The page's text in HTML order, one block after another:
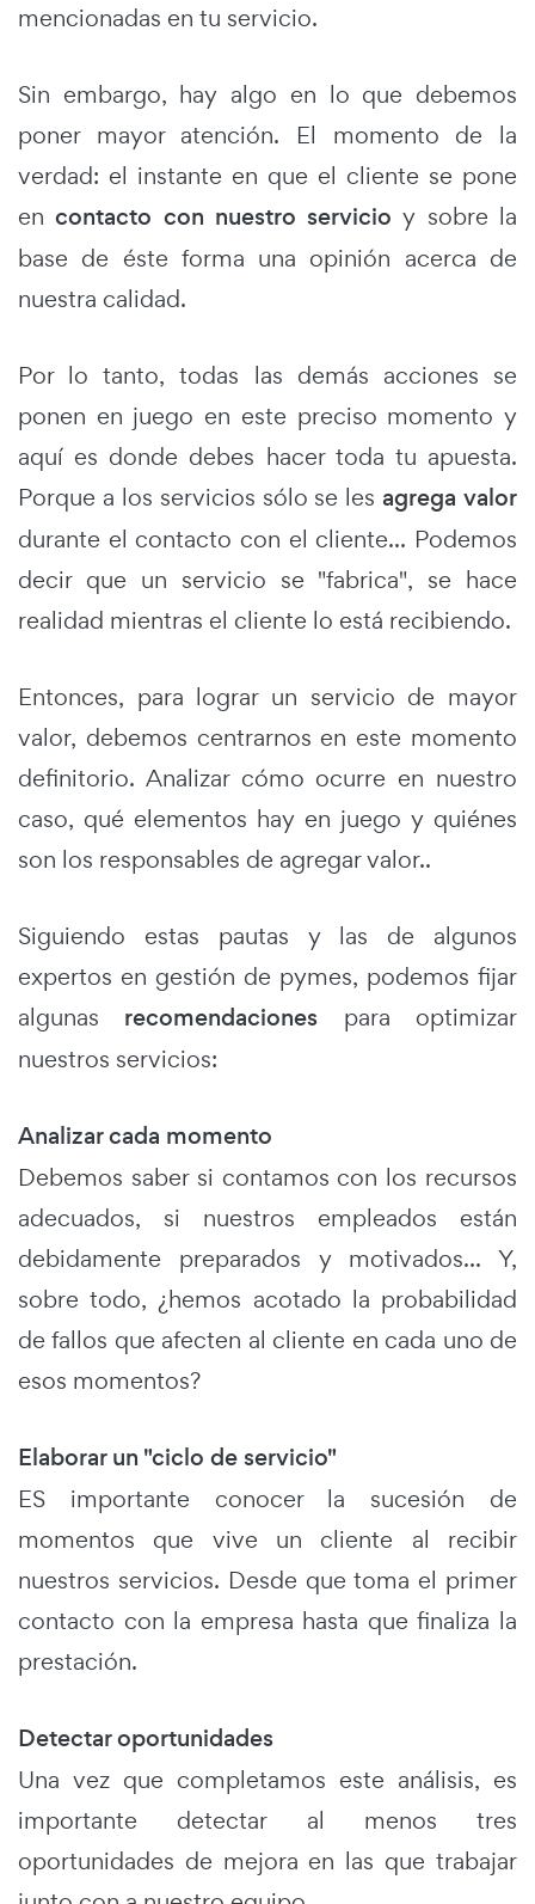
mencionadas en tu servicio.
Sin embargo, hay algo en lo que debemos
poner mayor atención. El momento de la
verdad: el instante en que el cliente se pone
encontacto con nuestro servicio y sobre la
base de éste forma una opinión acerca de
nuestra calidad.
Por lo tanto, todas las demás acciones se
ponen en juego en este preciso momento y
aquí es donde debes hacer toda tu apuesta.
Porque a los servicios sólo se les agrega valor
durante el contacto con el cliente... Podemos
decir que un servicio se "fabrica", se hace
realidad mientras el cliente lo está recibiendo.
Entonces, para lograr un servicio de mayor
valor, debemos centrarnos en este momento
definitorio. Analizar cómo ocurre en nuestro
caso, qué elementos hay en juego y quiénes
son los responsables de agregar valor..
Siguiendo estas pautas y las de algunos
expertos en gestión de pymes, podemos fijar
algunas recomendaciones para optimizar
nuestros servicios:
Analizar cada momento
Debemos saber si contamos con los recursos
adecuados, si nuestros empleados están
debidamente preparados y motivados... Y,
sobre todo, ¿hemos acotado la probabilidad
de fallos que afecten al cliente en cada uno de
esos momentos?
Elaborar un "ciclo de servicio"
ES importante conocer la sucesión de
momentos que vive un cliente al recibir
nuestros servicios. Desde que toma el primer
contacto con la empresa hasta que finaliza la
prestación.
Detectar oportunidades
Una vez que completamos este análisis, es
importante detectar al menos tres
oportunidades de mejora en las que trabajar